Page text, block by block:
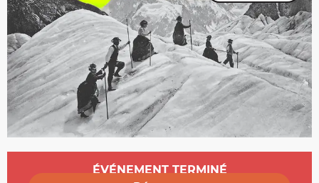
Ouverture et coordonnées
ÉVÉNEMENT TERMINÉ